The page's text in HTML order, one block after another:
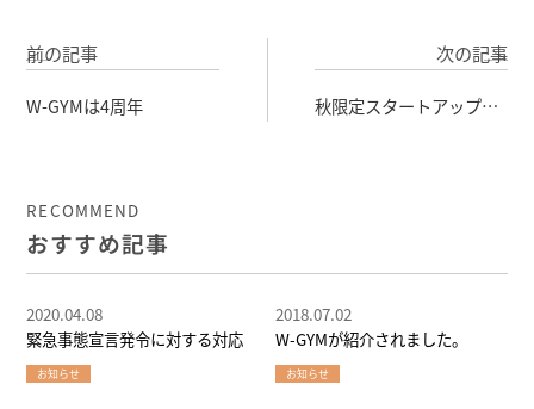
前の記事
W-GYMは4周年
次の記事
秋限定スタートアップキ
RECOMMEND
おすすめ記事
緊急事態宣言発令に対する対応
2020.04.08
お知らせ
W-GYMが紹介されました。
2018.07.02
お知らせ